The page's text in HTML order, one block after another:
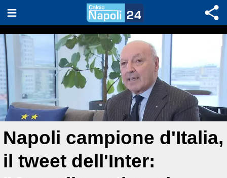
Napoli campione d'Italia,
il tweet dell'Inter: